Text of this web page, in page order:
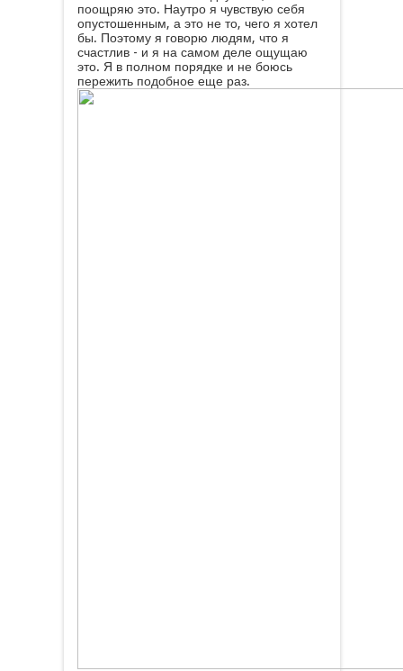
поощряю это. Наутро я чувствую себя
опустошенным, а это не то, чего я хотел
бы. Поэтому я говорю людям, что я
счастлив - и я на самом деле ощущаю
это. Я в полном порядке и не боюсь
пережить подобное еще раз.